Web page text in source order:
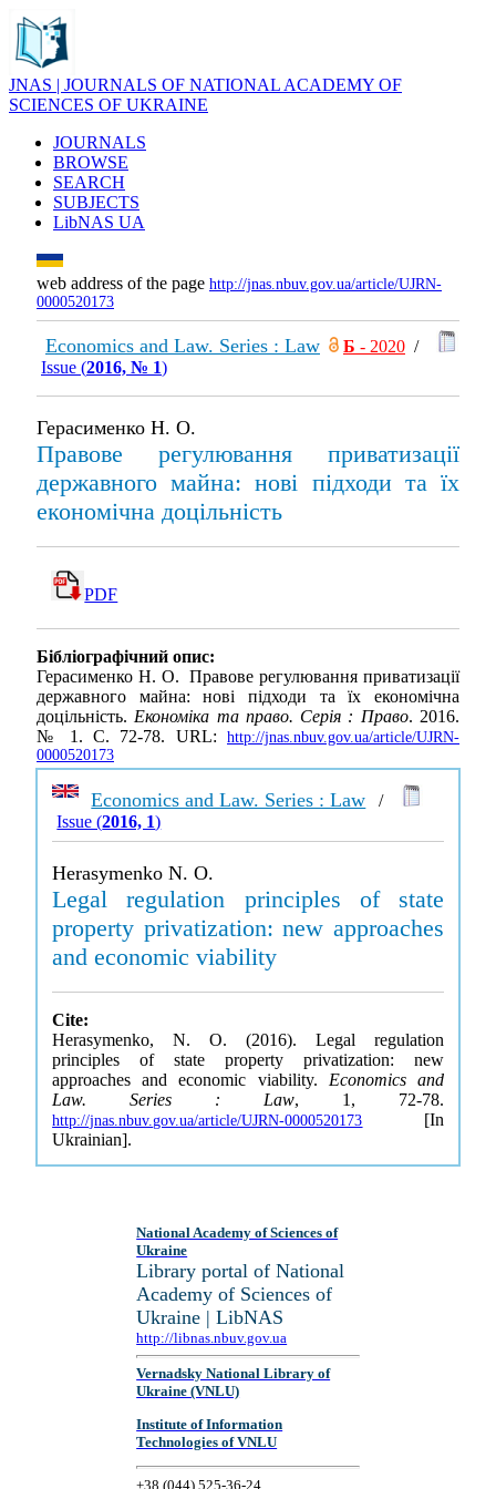
JNAS | JOURNALS OF NATIONAL ACADEMY OF
SCIENCES OF UKRAINE
JOURNALS
BROWSE
SEARCH
SUBJECTS
LibNAS UA
web address of the page http://jnas.nbuv.gov.ua/article/UJRN-
0000520173
Economics and Law. Series : Law Б - 2020 /
Issue (2016, № 1)
Герасименко Н. О.
Правове регулювання приватизації
державного майна: нові підходи та їх
економічна доцільність
PDF
Бібліографічний опис:
Герасименко Н. О. Правове регулювання приватизації
державного майна: нові підходи та їх економічна
доцільність.Економіка та право. Серія : Право. 2016.
№ 1. С. 72-78. URL: http://jnas.nbuv.gov.ua/article/UJRN-
0000520173
Economics and Law. Series : Law /
Issue (2016, 1)
Herasymenko N. O.
Legal regulation principles of state
property privatization: new approaches
and economic viability
Cite:
Herasymenko, N. O. (2016). Legal regulation
principles of state property privatization: new
approaches and economic viability. Economics and
Law. Series : Law, 1, 72-78.
http://jnas.nbuv.gov.ua/article/UJRN-0000520173 [In
Ukrainian].
National Academy of Sciences of
Ukraine
Library portal of National
Academy of Sciences of
Ukraine | LibNAS
http://libnas.nbuv.gov.ua
Vernadsky National Library of
Ukraine (VNLU)
Institute of Information
Technologies of VNLU
+38 (044) 525-36-24